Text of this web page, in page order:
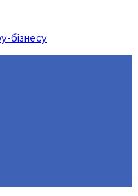
бізнесу